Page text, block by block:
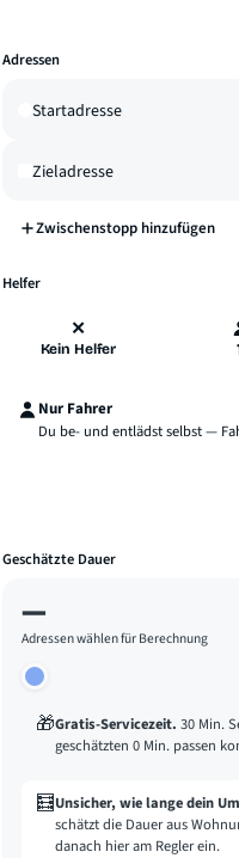
Adressen
Zwischenstopp hinzufügen
Helfer
✕
Kein Helfer
Nur Fahrer
Du be- und entlädst selbst —
Geschätzte Dauer
—
Adressen wählen für Berechnung
🎁Gratis-Servicezeit. 30 Min.
geschätzten 0 Min. passen
🧮Unsicher, wie lange dein
schätzt die Dauer aus
danach hier am Regler ein.